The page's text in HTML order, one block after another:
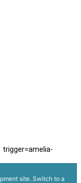
site. Switch to a